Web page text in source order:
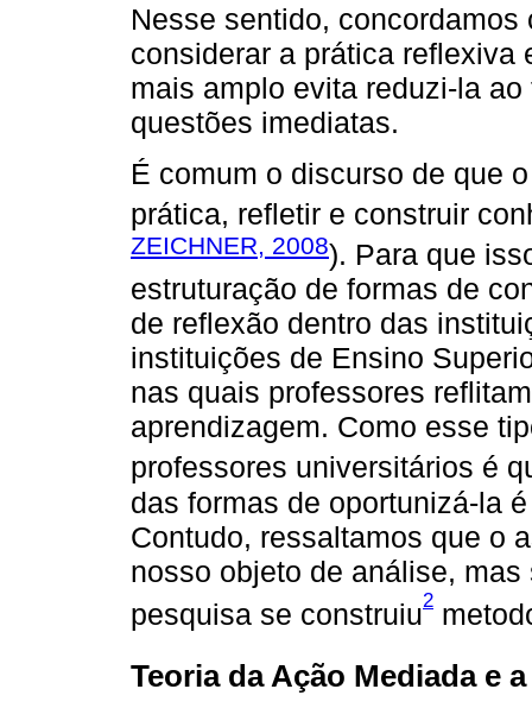
Nesse sentido,
considerar a prática reflexiva
mais amplo evita reduzi-la
questões imediatas.
É comum o discurso de que
prática, refletir e construir
ZEICHNER, 2008). Para que
estruturação de formas de
de reflexão dentro das
instituições de Ensino
nas quais professores
aprendizagem. Como esse
professores universitários é
das formas de oportunizá-la
Contudo, ressaltamos que o
nosso objeto de análise,
pesquisa se construiu2
Teoria da Ação Mediada e